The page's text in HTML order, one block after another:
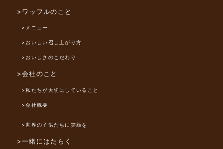
>ワッフルのこと
>メニュー
>おいしい召し上がり方
>おいしさのこだわり
>会社のこと
>私たちが大切にしていること
>会社概要
>世界の子供たちに笑顔を
>一緒にはたらく